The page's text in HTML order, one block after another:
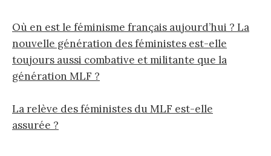
Où en est le féminisme français aujourd’hui ? La
nouvelle génération des féministes est-elle
toujours aussi combative et militante que la
génération MLF ?
La relève des féministes du MLF est-elle
assurée ?